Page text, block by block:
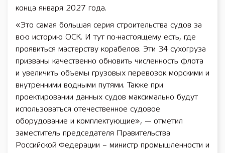
конца января 2027 года.
«Это самая большая серия строительства судов за
всю историю ОСК. И тут по-настоящему есть, где
проявиться мастерству корабелов. Эти 34 сухогруза
призваны качественно обновить численность флота
и увеличить объемы грузовых перевозок морскими и
внутренними водными путями. Также при
проектировании данных судов максимально будут
использоваться отечественное судовое
оборудование и комплектующие», — отметил
заместитель председателя Правительства
Российской Федерации – министр промышленности и